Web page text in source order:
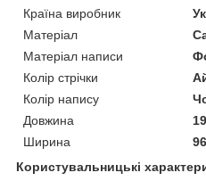
Країна виробник
Матеріал
Матеріал написи
Колір стрічки
Колір напису
Довжина
Ширина
Користувальницькі